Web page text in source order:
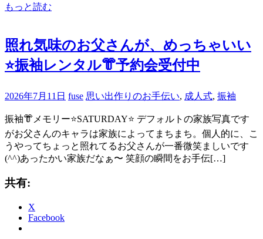
もっと読む
照れ気味のお父さんが、めっちゃいい
⭐️振袖レンタル👘予約会受付中
2026年7月11日 fuse 思い出作りのお手伝い, 成人式, 振袖
振袖👘メモリー⭐️SATURDAY⭐️ デフォルトの家族写真です
がお父さんのキャラは家族によってまちまち。個人的に、こ
うやってちょっと照れてるお父さんが一番微笑ましいです
(^^)あったかい家族だなぁ〜 笑顔の瞬間をお手伝[…]
共有:
X
Facebook